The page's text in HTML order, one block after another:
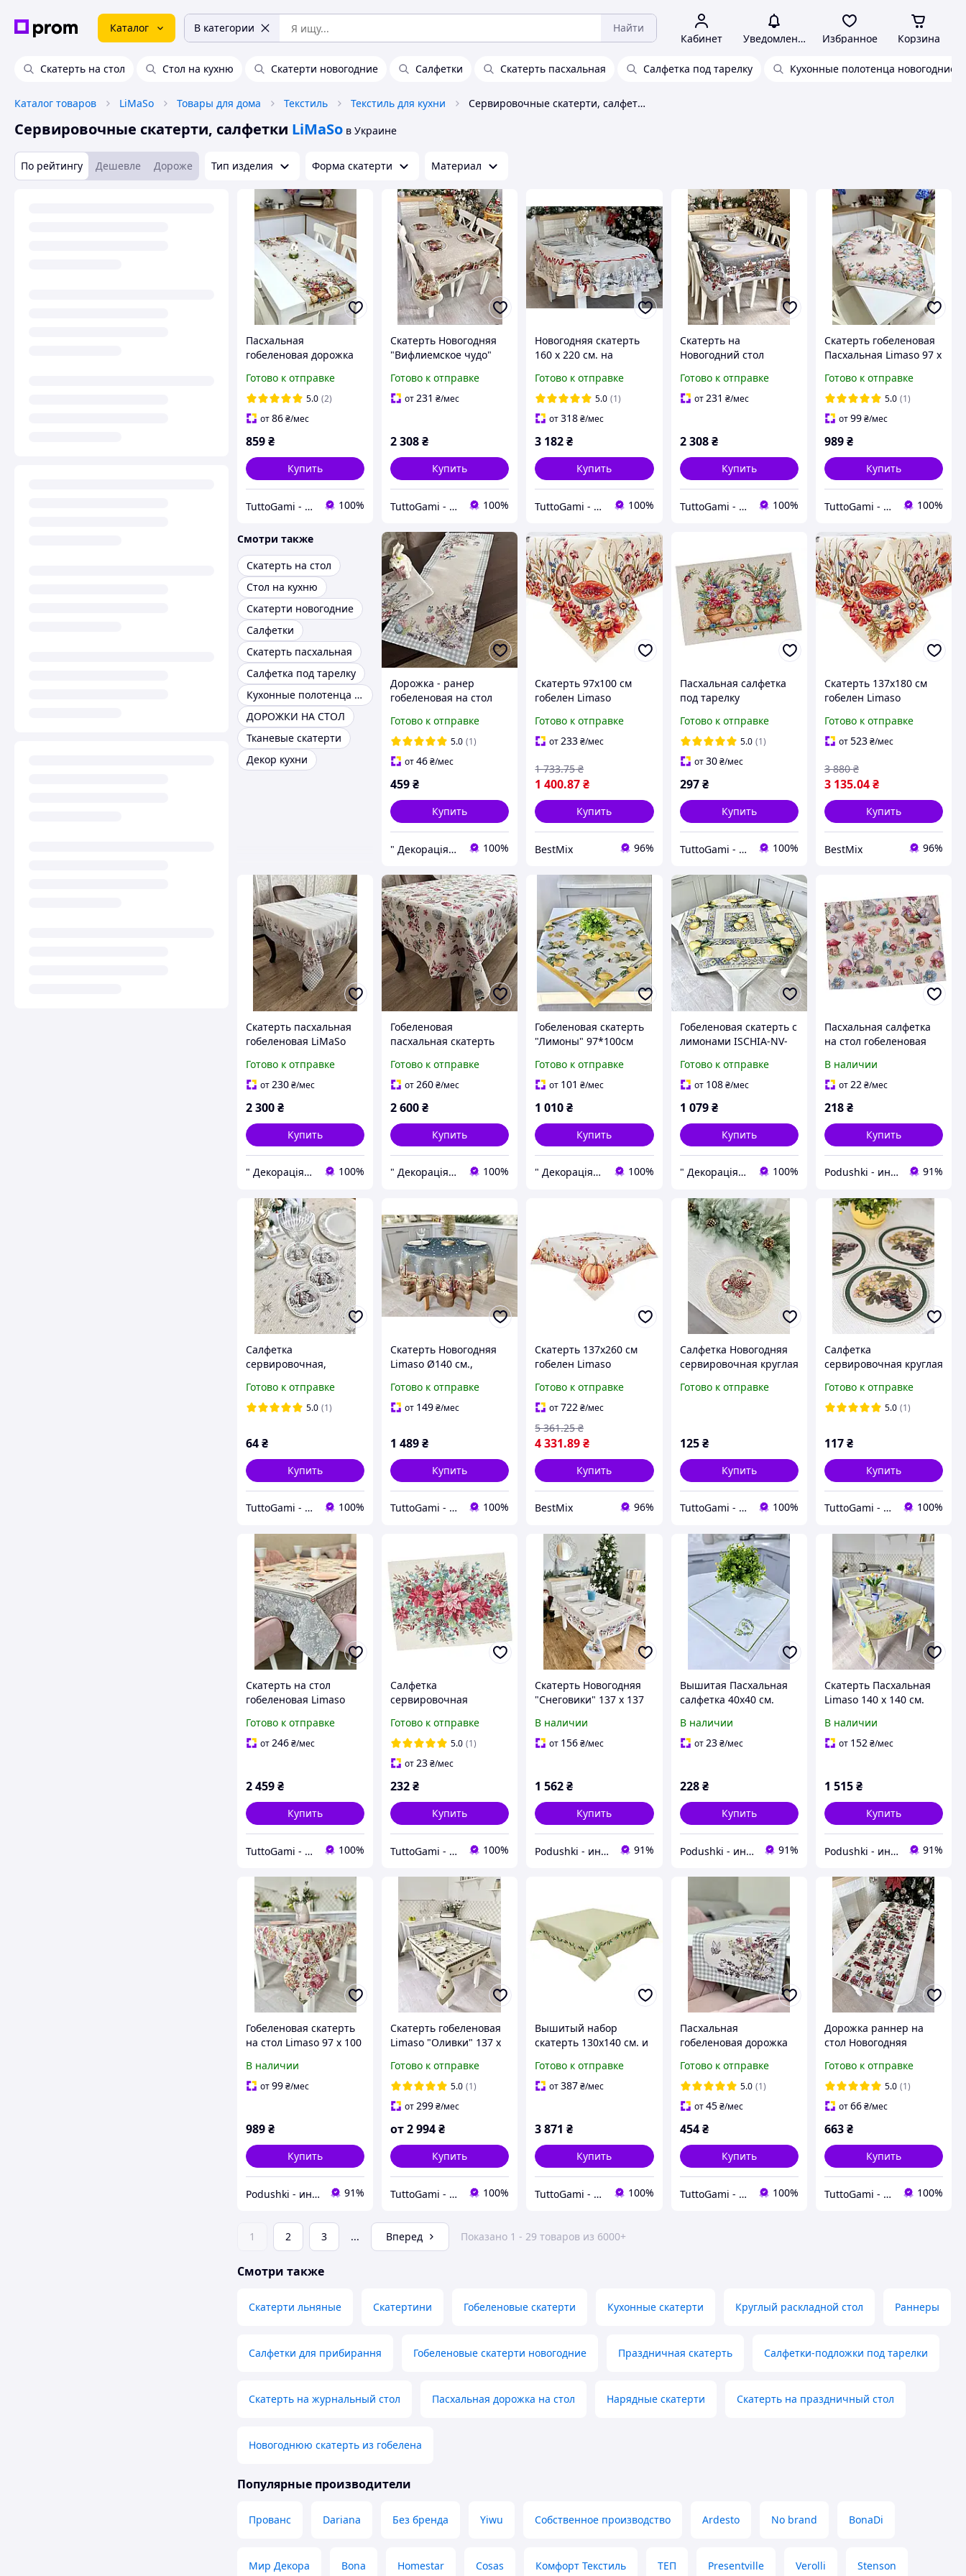
Каталог В категории Найти
Кабинет Уведомления Избранное Корзина
Скатерть на стол Стол на кухню Скатерти новогодние Салфетки Скатерть пасхальная Салфетка под тарелку Кухонные полотенца новогодние
Каталог товаров LiMaSo Товары для дома Текстиль Текстиль для кухни Сервировочные скатерти, салфетки LiMaSo
Сервировочные скатерти, салфетки LiMaSo в Украине
По рейтингу Дешевле Дороже Тип изделия Форма скатерти Материал
Пасхальная
гобеленовая дорожка
см. DAMIRA LUREX
Готово к отправке
5.0 (2)
от86₴/мес
859₴
Купить
TuttoGami - home textiles 100%
Скатерть Новогодняя
"Вифлиемское чудо"
гобеленовая, золотой
люрекс
Готово к отправке
от231 ₴/мес
2 308₴
Купить
TuttoGami - home textiles 100%
Новогодняя скатерть
160 х 220 см. на
гобеленовая
Готово к отправке
5.0 (1)
от318₴/мес
3 182₴
Купить
TuttoGami - home textiles 100%
Скатерть на
Новогодний стол
гобеленовая
RUNNER1377
Готово к отправке
от231 ₴/мес
2 308 ₴
Купить
TuttoGami - home textiles 100%
Скатерть гобеленовая
Пасхальная Limaso 97 х
Готово к отправке
5.0 (1)
от99₴/мес
989₴
Купить
TuttoGami - home textiles 100%
Смотри также
Скатерть на стол
Стол на кухню
Скатерти новогодние
Салфетки
Скатерть пасхальная
Салфетка под тарелку
Кухонные полотенца новогодние
ДОРОЖКИ НА СТОЛ
Тканевые скатерти
Декор кухни
Дорожка - ранер
гобеленовая на стол
G35244-37 ) пасхальная
тематика
Готово к отправке
5.0 (1)
от46₴/мес
459₴
Купить
" Декорація" магазин текстилю та декору для дому 100%
Скатерть 97х100 см
гобелен Limaso
Готово к отправке
от233₴/мес
1 400.87₴
1 733.75 ₴
Купить
BestMix 96%
Пасхальная салфетка
под тарелку
LUREX
Готово к отправке
5.0 (1)
от30 ₴/мес
297 ₴
Купить
TuttoGami - home textiles 100%
Скатерть 137х180 см
гобелен Limaso
Готово к отправке
от523₴/мес
3 135.04₴
3 880 ₴
Купить
BestMix 96%
Скатерть пасхальная
гобеленовая LiMaSo
RUNNER1248GR
Готово к отправке
от 230₴/мес
2 300₴
Купить
" Декорація" магазин текстилю та декору для дому 100%
Гобеленовая
пасхальная скатерть
137*220см
Готово к отправке
от260₴/мес
2 600₴
Купить
" Декорація" магазин текстилю та декору для дому 100%
Гобеленовая скатерть
"Лимоны" 97*100см
Готово к отправке
от 101 ₴/мес
1 010₴
Купить
" Декорація" магазин текстилю та декору для дому 100%
Гобеленовая скатерть с
лимонами ISCHIA-NV-
Готово к отправке
от 108 ₴/мес
1 079 ₴
Купить
" Декорація" магазин текстилю та декору для дому 100%
Пасхальная салфетка
на стол гобеленовая
В наличии
от 22 ₴/мес
218₴
Купить
Podushki - интернет-магазин Подушки 91%
Салфетка
сервировочная,
Новогодняя Ø10 см.
Готово к отправке
5.0 (1)
64₴
Купить
TuttoGami - home textiles 100%
Скатерть Новогодняя
Limaso Ø140 см.,
Готово к отправке
от 149₴/мес
1 489₴
Купить
TuttoGami - home textiles 100%
Скатерть 137х260 см
гобелен Limaso
Готово к отправке
от722₴/мес
4 331.89₴
5 361.25 ₴
Купить
BestMix 96%
Салфетка Новогодняя
сервировочная круглая
Готово к отправке
125 ₴
Купить
TuttoGami - home textiles 100%
Салфетка
сервировочная круглая
Готово к отправке
5.0 (1)
117₴
Купить
TuttoGami - home textiles 100%
Скатерть на стол
гобеленовая Limaso
RUNNER386GR
Готово к отправке
от246₴/мес
2 459₴
Купить
TuttoGami - home textiles 100%
Салфетка
сервировочная
гобеленовая Limaso
RUNNER1391NA
Готово к отправке
5.0 (1)
от23₴/мес
232₴
Купить
TuttoGami - home textiles 100%
Скатерть Новогодняя
"Снеговики" 137 х 137
серебряный люрекс
В наличии
от 156₴/мес
1 562₴
Купить
Podushki - интернет-магазин Подушки 91%
Вышитая Пасхальная
салфетка 40x40 см.
В наличии
от23 ₴/мес
228 ₴
Купить
Podushki - интернет-магазин Подушки 91%
Скатерть Пасхальная
Limaso 140 х 140 см.
В наличии
от 152₴/мес
1 515₴
Купить
Podushki - интернет-магазин Подушки 91%
Гобеленовая скатерть
на стол Limaso 97 х 100
В наличии
от99₴/мес
989₴
Купить
Podushki - интернет-магазин Подушки 91%
Скатерть гобеленовая
Limaso "Оливки" 137 х
Готово к отправке
5.0 (1)
от299₴/мес
от2 994₴
Купить
TuttoGami - home textiles 100%
Вышитый набор
скатерть 130x140 см. и
Готово к отправке
от387₴/мес
3 871 ₴
Купить
TuttoGami - home textiles 100%
Пасхальная
гобеленовая дорожка
см.
Готово к отправке
5.0 (1)
от45 ₴/мес
454 ₴
Купить
TuttoGami - home textiles 100%
Дорожка раннер на
стол Новогодняя
Готово к отправке
5.0 (1)
от66₴/мес
663₴
Купить
TuttoGami - home textiles 100%
1 2 3 ... Вперед Показано 1 - 29 товаров из 6000+
Смотри также
Скатерти льняные Скатертини Гобеленовые скатерти Кухонные скатерти Круглый раскладной стол Раннеры
Салфетки для прибирання Гобеленовые скатерти новогодние Праздничная скатерть Салфетки-подложки под тарелки
Скатерть на журнальный стол Пасхальная дорожка на стол Нарядные скатерти Скатерть на праздничный стол
Новогоднюю скатерть из гобелена
Популярные производители
Прованс Dariana Без бренда Yiwu Собственное производство Ardesto No brand BonaDi
Мир Декора Bona Homestar Cosas Комфорт Текстиль ТЕП Presentville Verolli Stenson